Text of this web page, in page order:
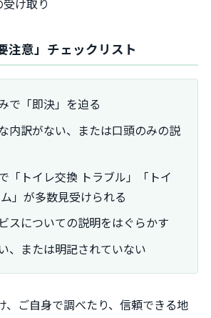
注意」チェックリスト
で「即決」を迫る
内訳がない、または口頭のみの説
「トイレ交換 トラブル」「トイ
」が多数見受けられる
スについての説明をはぐらかす
、または明記されていない
、ご自身で調べたり、信頼できる地